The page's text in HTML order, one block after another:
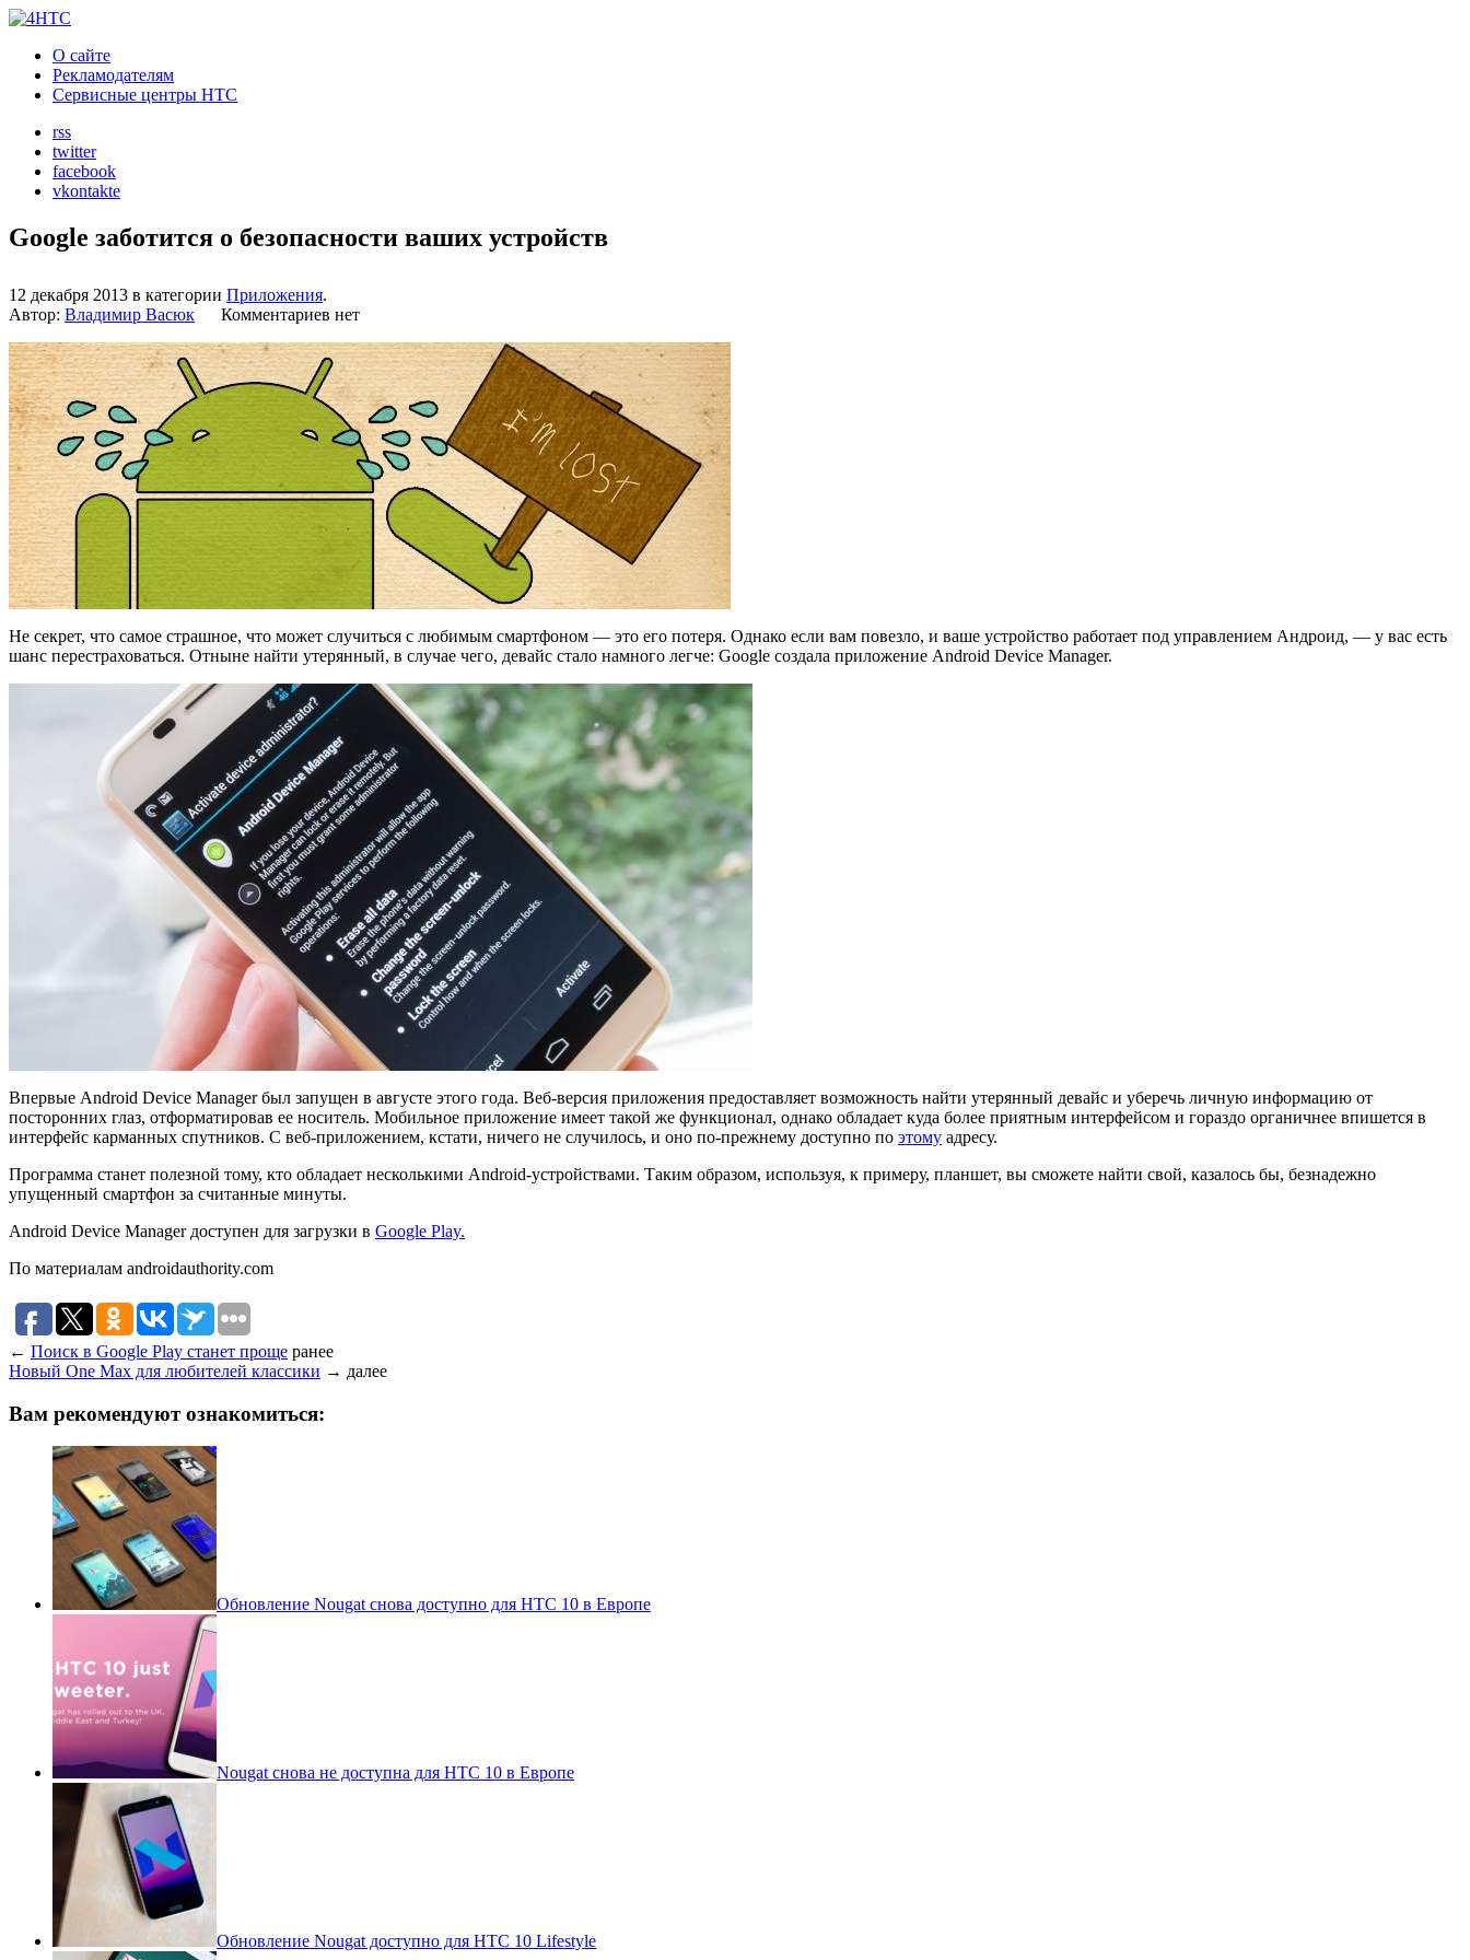
О сайте
Рекламодателям
Сервисные центры HTC
rss
twitter
facebook
vkontakte
Google заботится о безопасности ваших устройств
12 декабря 2013 в категории Приложения.
Автор: Владимир Васюк Комментариев нет
Не секрет, что самое страшное, что может случиться с любимым смартфоном — это его потеря. Однако если вам повезло, и ваше устройство работает под управлением Андроид, — у вас есть
шанс перестраховаться. Отныне найти утерянный, в случае чего, девайс стало намного легче: Google создала приложение Android Device Manager.
Впервые Android Device Manager был запущен в августе этого года. Веб-версия приложения предоставляет возможность найти утерянный девайс и уберечь личную информацию от
посторонних глаз, отформатировав ее носитель. Мобильное приложение имеет такой же функционал, однако обладает куда более приятным интерфейсом и гораздо органичнее впишется в
интерфейс карманных спутников. С веб-приложением, кстати, ничего не случилось, и оно по-прежнему доступно по этому адресу.
Программа станет полезной тому, кто обладает несколькими Android-устройствами. Таким образом, используя, к примеру, планшет, вы сможете найти свой, казалось бы, безнадежно
упущенный смартфон за считанные минуты.
Android Device Manager доступен для загрузки в Google Play.
По материалам androidauthority.com
← Поиск в Google Play станет проще ранее
Новый One Max для любителей классики → далее
Вам рекомендуют ознакомиться:
Обновление Nougat снова доступно для HTC 10 в Европе
Nougat снова не доступна для HTC 10 в Европе
Обновление Nougat доступно для HTC 10 Lifestyle